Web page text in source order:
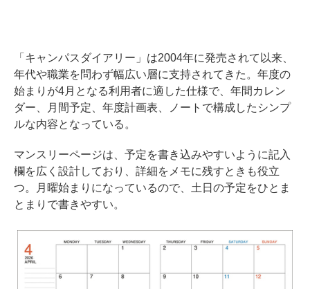
「キャンパスダイアリー」は2004年に発売されて以来、
年代や職業を問わず幅広い層に支持されてきた。年度の
始まりが4月となる利用者に適した仕様で、年間カレン
ダー、月間予定、年度計画表、ノートで構成したシンプ
ルな内容となっている。
マンスリーページは、予定を書き込みやすいように記入
欄を広く設計しており、詳細をメモに残すときも役立
つ。月曜始まりになっているので、土日の予定をひとま
とまりで書きやすい。